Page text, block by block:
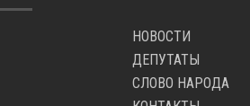
НОВОСТИ
ДЕПУТАТЫ
СЛОВО НАРОДА